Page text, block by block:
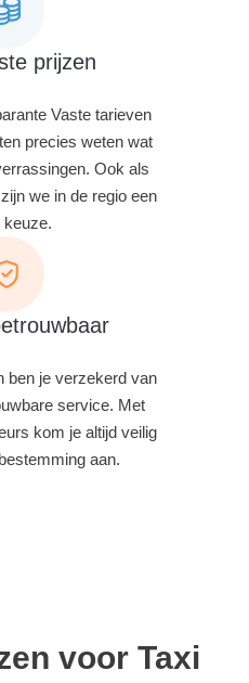
prijzen
Vaste tarieven
precies weten wat
Ook als
we in de regio een
keuze.
ben je verzekerd van
service. Met
kom je altijd veilig
aan.
voor Taxi